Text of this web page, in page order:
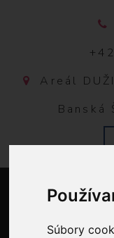
Súbory
Areál
Banská